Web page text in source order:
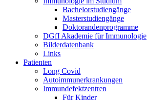
Bachelorstudiengänge
Masterstudiengänge
Doktorandenprogramme
DGfI Akademie für Immunologie
Bilderdatenbank
Links
Patienten
Long Covid
Autoimmunerkrankungen
Immundefektzentren
Für Kinder